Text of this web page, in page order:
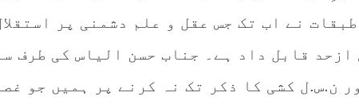
نے اب تک جس عقل و علم دشمنی پر
قابل داد ہے۔ جناب حسن الیاس کی طرف
ن.س.ل کشی کا ذکر تک نہ کرنے پر ہمیں جو غصہ